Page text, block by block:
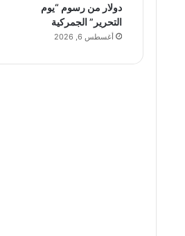
دولار من رسوم “يوم
التحرير” الجمركية
أغسطس 6, 2026